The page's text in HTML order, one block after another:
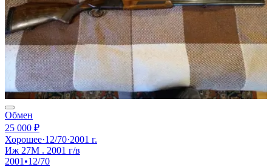
Обмен
25 000 ₽
Хорошее·12/70·2001 г.
Иж 27М . 2001 г/в
2001 •12/70